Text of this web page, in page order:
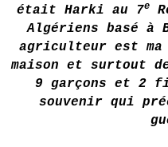
était Harki au 7e
Algériens basé à
agriculteur est ma
maison et surtout
9 garçons et 2
souvenir qui